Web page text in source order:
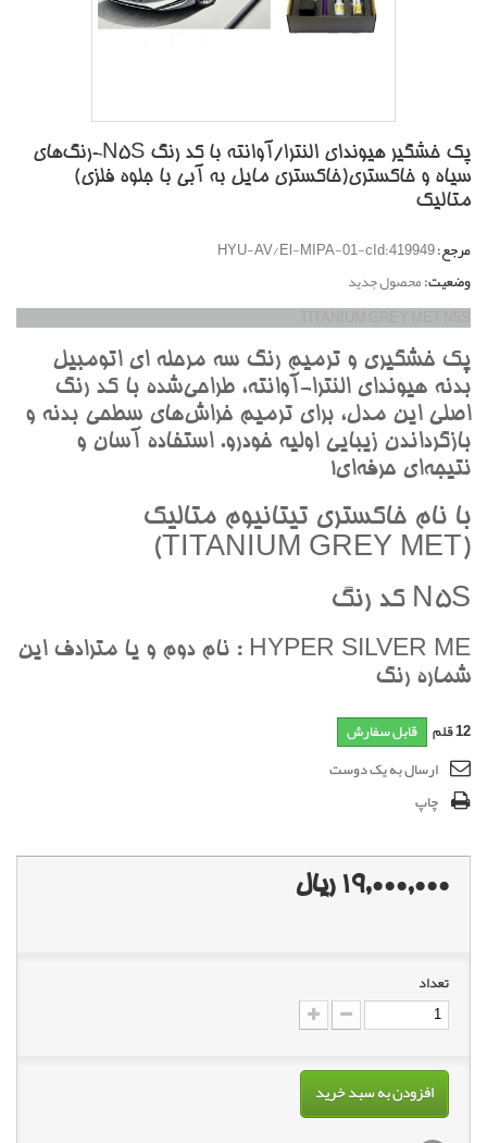
پک خشگير هیوندای النترا/آوانته با کد رنگ N5S-رنگ‌هاي
سياه و خاکستري(خاکستري مايل به آبي با جلوه فلزي)
متاليک
مرجع:HYU-AV/El-MIPA-01-cId:419949
وضعیت:محصول جدید
TITANIUM GREY MET N5S
پک خشگيري و ترميم رنگ سه مرحله اي اتومبيل
بدنه هيونداي النترا-آوانته، طراحي‌شده با کد رنگ
اصلي اين مدل، براي ترميم خراش‌هاي سطحي بدنه و
بازگرداندن زيبايي اوليه خودرو. استفاده آسان و
نتيجه‌اي حرفه‌اي!
با نام خاکستري تيتانيوم متاليک
(TITANIUM GREY MET)
N5S کد رنگ
HYPER SILVER ME : نام دوم و يا مترادف اين
شماره رنگ
12قلم قابل سفارش
ارسال به یک دوست
چاپ
19,000,000 ریال
تعداد
افزودن به سبد خرید